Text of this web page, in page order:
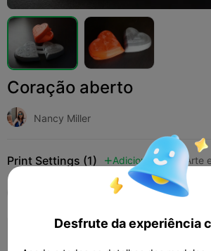
Coração aberto
Nancy Miller
Print Settings (1)  Adicionar Arte
K2 Plus K2 Pro
Desfrute da experiência